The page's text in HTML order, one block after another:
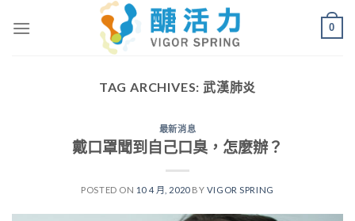
0
TAG ARCHIVES: 武漢肺炎
最新消息
戴口罩聞到自己口臭，怎麼辦？
POSTED ON 10 4 月, 2020BY VIGOR SPRING